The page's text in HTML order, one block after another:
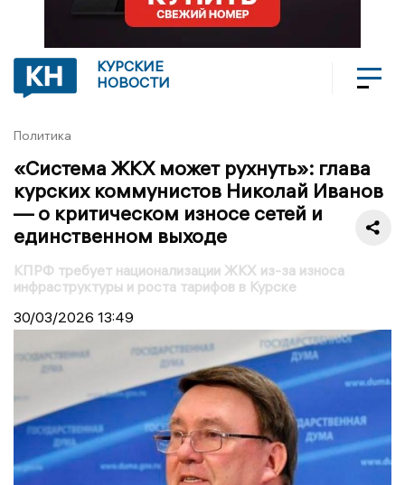
КУРСКИЕ
НОВОСТИ
Политика
«Система ЖКХ может рухнуть»: глава
курских коммунистов Николай Иванов
— о критическом износе сетей и
единственном выходе
КПРФ требует национализации ЖКХ из-за износа
инфраструктуры и роста тарифов в Курске
30/03/2026 13:49